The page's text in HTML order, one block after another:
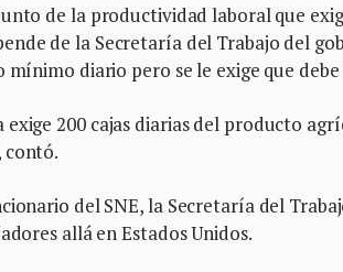
de la productividad laboral que
de la Secretaría del Trabajo del
mínimo diario pero se le exige que
exige 200 cajas diarias del producto
contó.
del SNE, la Secretaría del
allá en Estados Unidos.